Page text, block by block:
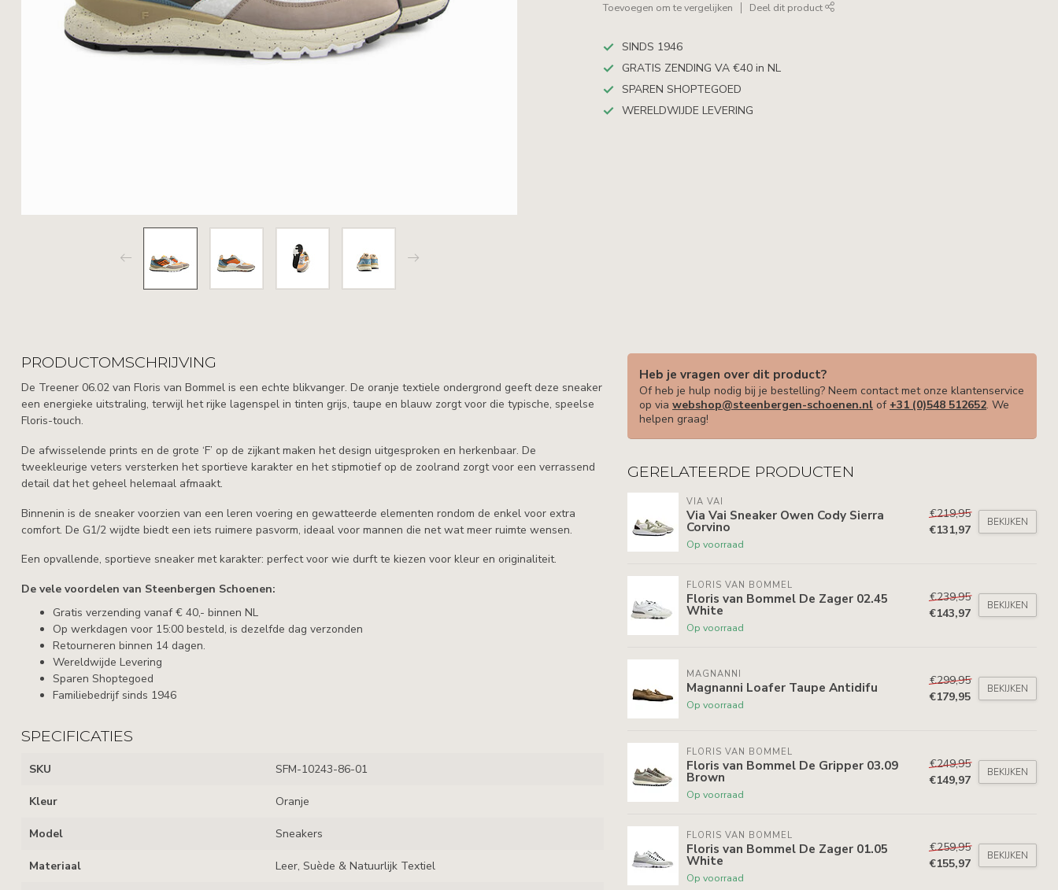
Toevoegen om te vergelijken Deel dit product
SINDS 1946
GRATIS ZENDING VA €40 in NL
SPAREN SHOPTEGOED
WERELDWIJDE LEVERING
PRODUCTOMSCHRIJVING
De Treener 06.02 van Floris van Bommel is een echte blikvanger. De oranje textiele ondergrond geeft deze sneaker
een energieke uitstraling, terwijl het rijke lagenspel in tinten grijs, taupe en blauw zorgt voor die typische, speelse
Floris-touch.
De afwisselende prints en de grote ‘F’ op de zijkant maken het design uitgesproken en herkenbaar. De
tweekleurige veters versterken het sportieve karakter en het stipmotief op de zoolrand zorgt voor een verrassend
detail dat het geheel helemaal afmaakt.
Binnenin is de sneaker voorzien van een leren voering en gewatteerde elementen rondom de enkel voor extra
comfort. De G1/2 wijdte biedt een iets ruimere pasvorm, ideaal voor mannen die net wat meer ruimte wensen.
Een opvallende, sportieve sneaker met karakter: perfect voor wie durft te kiezen voor kleur en originaliteit.
De vele voordelen van Steenbergen Schoenen:
Gratis verzending vanaf € 40,- binnen NL
Op werkdagen voor 15:00 besteld, is dezelfde dag verzonden
Retourneren binnen 14 dagen.
Wereldwijde Levering
Sparen Shoptegoed
Familiebedrijf sinds 1946
SPECIFICATIES
SKU SFM-10243-86-01
Kleur Oranje
Model Sneakers
Materiaal Leer, Suède & Natuurlijk Textiel
Heb je vragen over dit product?
Of heb je hulp nodig bij je bestelling? Neem contact met onze klantenservice
op via webshop@steenbergen-schoenen.nl of +31 (0)548 512652. We
helpen graag!
GERELATEERDE PRODUCTEN
VIA VAI
Via Vai Sneaker Owen Cody Sierra
Corvino
Op voorraad
€219,95
€131,97
BEKIJKEN
FLORIS VAN BOMMEL
Floris van Bommel De Zager 02.45
White
Op voorraad
€239,95
€143,97
BEKIJKEN
MAGNANNI
Magnanni Loafer Taupe Antidifu
Op voorraad
€299,95
€179,95
BEKIJKEN
FLORIS VAN BOMMEL
Floris van Bommel De Gripper 03.09
Brown
Op voorraad
€249,95
€149,97
BEKIJKEN
FLORIS VAN BOMMEL
Floris van Bommel De Zager 01.05
White
Op voorraad
€259,95
€155,97
BEKIJKEN